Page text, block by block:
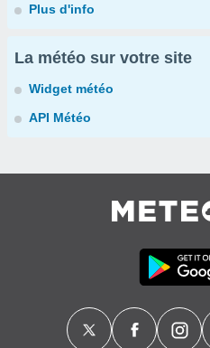
Plus d'info
La météo sur votre site
Widget météo
API Météo